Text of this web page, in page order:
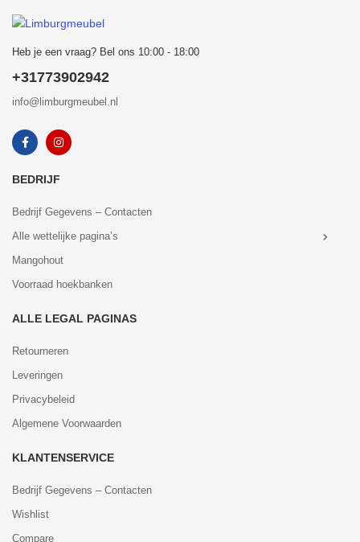
Heb je een vraag? Bel ons 10:00 - 18:00
+31773902942
info@limburgmeubel.nl
BEDRIJF
Bedrijf Gegevens – Contacten
Alle wettelijke pagina’s
Mangohout
Voorraad hoekbanken
ALLE LEGAL PAGINAS
Retourneren
Leveringen
Privacybeleid
Algemene Voorwaarden
KLANTENSERVICE
Bedrijf Gegevens – Contacten
Wishlist
Compare